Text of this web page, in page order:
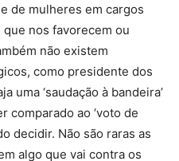
de mulheres em cargos
nos favorecem ou
não existem
como presidente dos
uma ‘saudação à bandeira’
comparado ao ‘voto de
decidir. Não são raras as
algo que vai contra os